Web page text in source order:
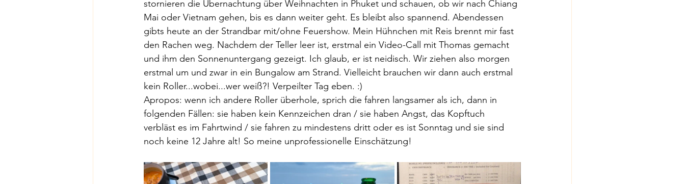
stornieren die Übernachtung über Weihnachten in Phuket und schauen, ob wir nach Chiang
Mai oder Vietnam gehen, bis es dann weiter geht. Es bleibt also spannend. Abendessen
gibts heute an der Strandbar mit/ohne Feuershow. Mein Hühnchen mit Reis brennt mir fast
den Rachen weg. Nachdem der Teller leer ist, erstmal ein Video-Call mit Thomas gemacht
und ihm den Sonnenuntergang gezeigt. Ich glaub, er ist neidisch. Wir ziehen also morgen
erstmal um und zwar in ein Bungalow am Strand. Vielleicht brauchen wir dann auch erstmal
kein Roller...wobei...wer weiß?! Verpeilter Tag eben. :)
Apropos: wenn ich andere Roller überhole, sprich die fahren langsamer als ich, dann in
folgenden Fällen: sie haben kein Kennzeichen dran / sie haben Angst, das Kopftuch
verbläst es im Fahrtwind / sie fahren zu mindestens dritt oder es ist Sonntag und sie sind
noch keine 12 Jahre alt! So meine unprofessionelle Einschätzung!